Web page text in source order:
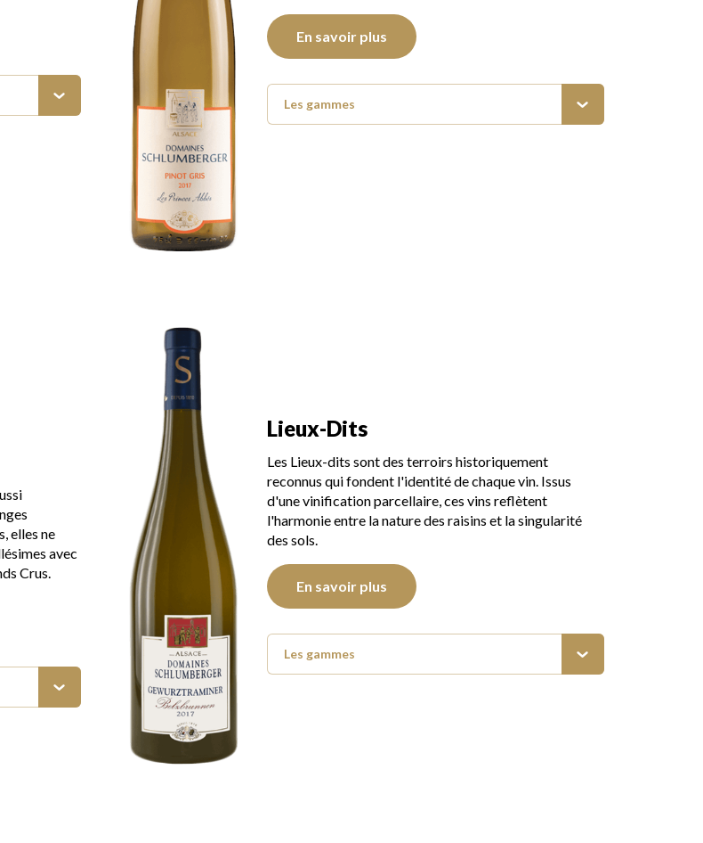
En savoir plus
Les gammes
elles ne
avec
Crus.
Lieux-Dits
Les Lieux-dits sont des terroirs historiquement
reconnus qui fondent l'identité de chaque vin. Issus
d'une vinification parcellaire, ces vins reflètent
l'harmonie entre la nature des raisins et la singularité
des sols.
En savoir plus
Les gammes